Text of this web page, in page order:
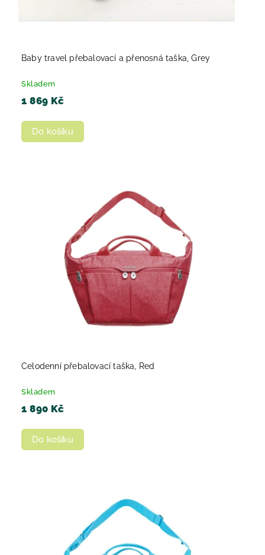
Baby travel přebalovací a přenosná taška, Grey
Skladem
1 869 Kč
Do košíku
Celodenní přebalovací taška, Red
Skladem
1 890 Kč
Do košíku